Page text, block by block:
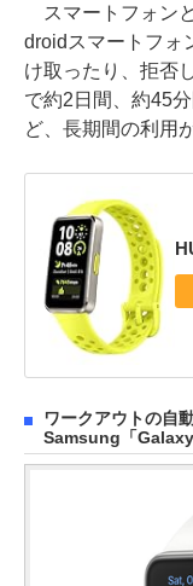
スマートフォン
droidスマートフォ
け取ったり、拒否
で約2日間、約45
ど、長期間の利用
ワークアウトの自
Samsung「Galaxy